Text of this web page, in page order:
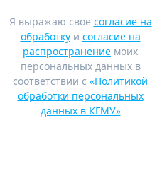
Я выражаю своё согласие на
обработкуи согласие на
распространение моих
персональных данных в
соответствии с «Политикой
обработки персональных
данных в КГМУ»